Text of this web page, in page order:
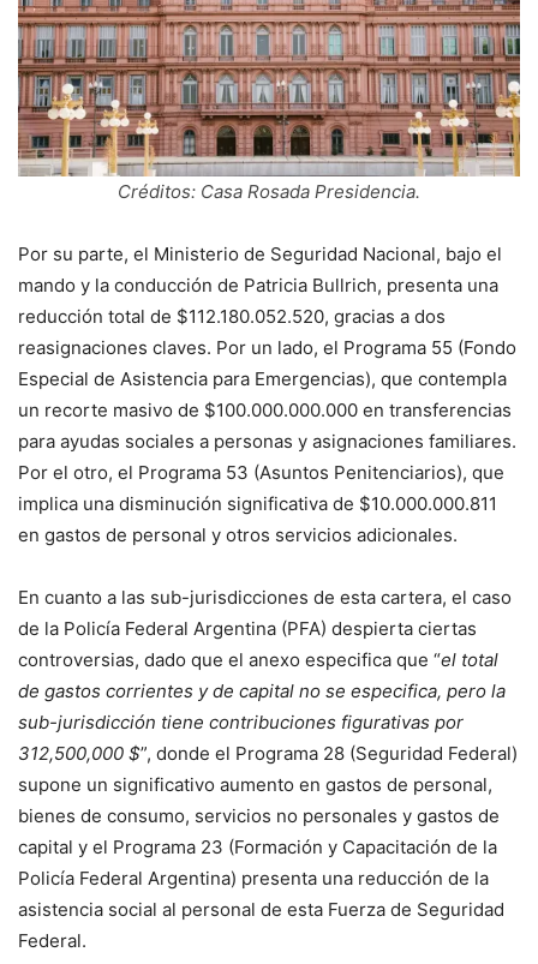
Créditos: Casa Rosada Presidencia.
Por su parte, el Ministerio de Seguridad Nacional, bajo el
mando y la conducción de Patricia Bullrich, presenta una
reducción total de $112.180.052.520, gracias a dos
reasignaciones claves. Por un lado, el Programa 55 (Fondo
Especial de Asistencia para Emergencias), que contempla
un recorte masivo de $100.000.000.000 en transferencias
para ayudas sociales a personas y asignaciones familiares.
Por el otro, el Programa 53 (Asuntos Penitenciarios), que
implica una disminución significativa de $10.000.000.811
en gastos de personal y otros servicios adicionales.
En cuanto a las sub-jurisdicciones de esta cartera, el caso
de la Policía Federal Argentina (PFA) despierta ciertas
controversias, dado que el anexo especifica que “el total
de gastos corrientes y de capital no se especifica, pero la
sub-jurisdicción tiene contribuciones figurativas por
312,500,000 $”, donde el Programa 28 (Seguridad Federal)
supone un significativo aumento en gastos de personal,
bienes de consumo, servicios no personales y gastos de
capital y el Programa 23 (Formación y Capacitación de la
Policía Federal Argentina) presenta una reducción de la
asistencia social al personal de esta Fuerza de Seguridad
Federal.